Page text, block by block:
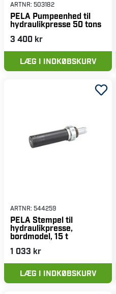
ARTNR: 503182
PELA Pumpeenhed til
hydraulikpresse 50 tons
3 400 kr
LÆG I INDKØBSKURV
ARTNR: 544259
PELA Stempel til
hydraulikpresse,
bordmodel, 15 t
1 033 kr
LÆG I INDKØBSKURV